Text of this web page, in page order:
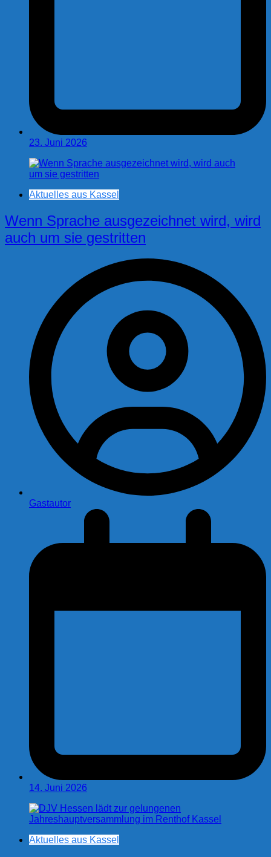
23. Juni 2026
Aktuelles aus Kassel
Wenn Sprache ausgezeichnet wird, wird
auch um sie gestritten
Gastautor
14. Juni 2026
Aktuelles aus Kassel